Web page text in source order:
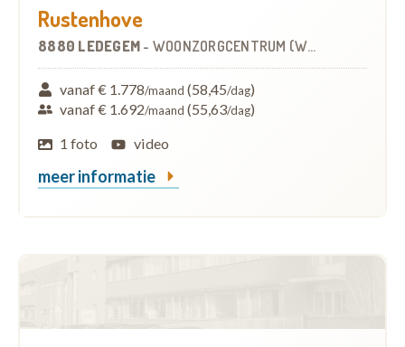
Rustenhove
8880 LEDEGEM - WOONZORGCENTRUM (WZC)
vanaf € 1.778/maand (58,45/dag)
vanaf € 1.692/maand (55,63/dag)
1 foto
video
meer informatie